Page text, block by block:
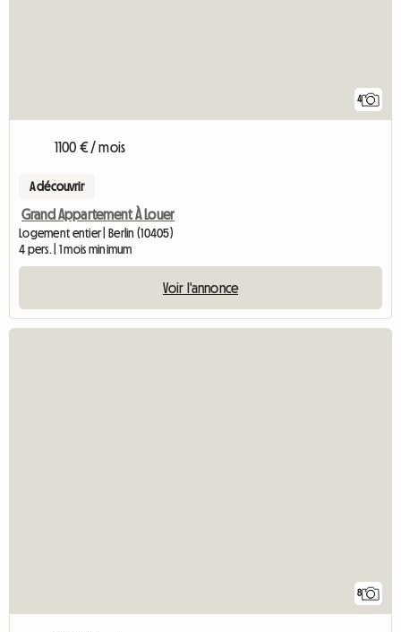
4
1100 € / mois
A découvrir
Grand Appartement À Louer
Logement entier | Berlin (10405)
4 pers. | 1 mois minimum
Voir l'annonce
8